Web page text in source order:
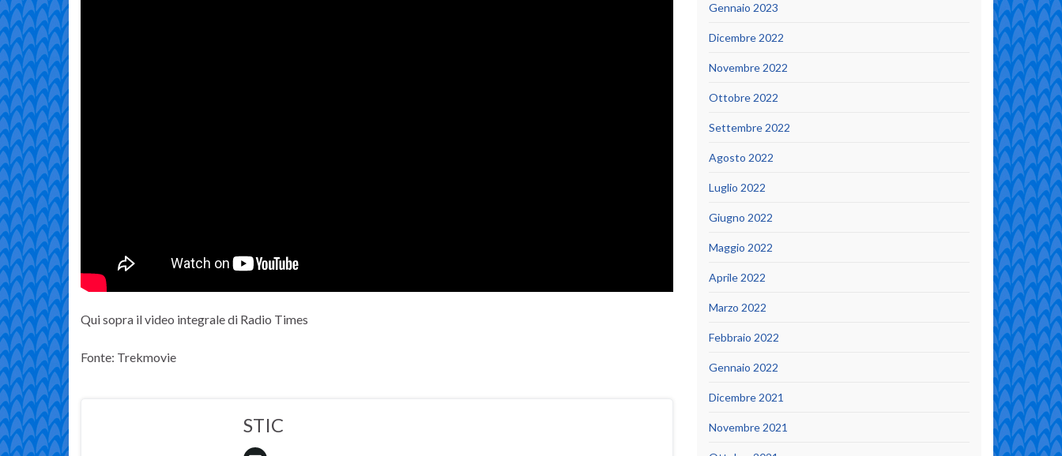
Qui sopra il video integrale di Radio Times
Fonte: Trekmovie
STIC
Gennaio 2023
Dicembre 2022
Novembre 2022
Ottobre 2022
Settembre 2022
Agosto 2022
Luglio 2022
Giugno 2022
Maggio 2022
Aprile 2022
Marzo 2022
Febbraio 2022
Gennaio 2022
Dicembre 2021
Novembre 2021